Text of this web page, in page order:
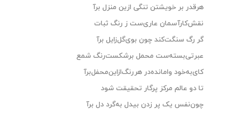
هرقدر بر خویشتن تنگی ازین منزل برآ
نقش‌کارآسمان عاری‌ست ز رنگ ثبات
گر رگ سنگت‌کند چون بوی‌گل‌زایل برآ
عبرتی‌بسته‌ست محمل برشکست‌رنگ شمع
کای‌به‌خود وامانده‌در هررنگ‌ازاین‌محفل‌برآ
تا دو عالم مرکز پرگار تحقیقت شود
چون‌نفس یک پر زدن بیدل به‌گرد دل برآ